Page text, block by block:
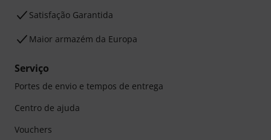
Satisfação Garantida
Maior armazém da Europa
Serviço
Portes de envio e tempos de entrega
Centro de ajuda
Vouchers